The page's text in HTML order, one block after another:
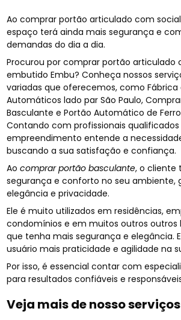
Ao comprar portão articulado com
espaço terá ainda mais segurança e
demandas do dia a dia.
Procurou por comprar portão articulado
embutido Embu? Conheça nossos
variadas que oferecemos, como Fábrica
Automáticos lado par São Paulo,
Basculante e Portão Automático de
Contando com profissionais qualificados
empreendimento entende a
buscando a sua satisfação e confiança.
Aocomprar portão basculante, o cliente
segurança e conforto no seu ambiente,
elegância e privacidade.
Ele é muito utilizados em residências,
condomínios e em muitos outros outros
que tenha mais segurança e elegância.
usuário mais praticidade e agilidade na
Por isso, é essencial contar com
para resultados confiáveis e
Veja mais de nosso serviços